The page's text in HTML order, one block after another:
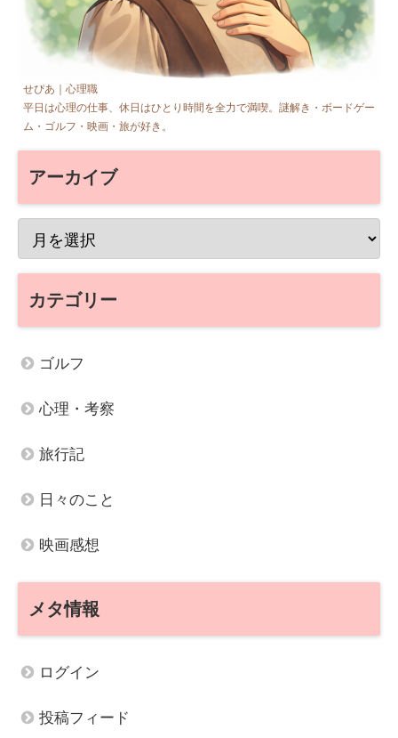
せぴあ｜心理職
平日は心理の仕事、休日はひとり時間を全力で満喫。謎解き・ボードゲー
ム・ゴルフ・映画・旅が好き。
アーカイブ
カテゴリー
ゴルフ
心理・考察
旅行記
日々のこと
映画感想
メタ情報
ログイン
投稿フィード